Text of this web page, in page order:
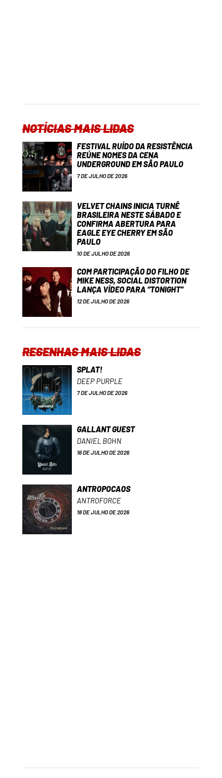
NOTÍCIAS MAIS LIDAS
FESTIVAL RUÍDO DA RESISTÊNCIA
REÚNE NOMES DA CENA
UNDERGROUND EM SÃO PAULO
7 DE JULHO DE 2026
VELVET CHAINS INICIA TURNÊ
BRASILEIRA NESTE SÁBADO E
CONFIRMA ABERTURA PARA
EAGLE EYE CHERRY EM SÃO
PAULO
10 DE JULHO DE 2026
COM PARTICIPAÇÃO DO FILHO DE
MIKE NESS, SOCIAL DISTORTION
LANÇA VÍDEO PARA “TONIGHT”
12 DE JULHO DE 2026
RESENHAS MAIS LIDAS
SPLAT!
DEEP PURPLE
7 DE JULHO DE 2026
GALLANT GUEST
DANIEL BOHN
16 DE JULHO DE 2026
ANTROPOCAOS
ANTROFORCE
18 DE JULHO DE 2026